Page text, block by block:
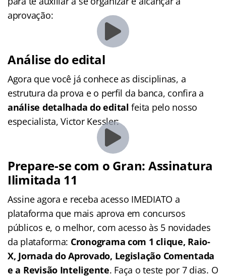
aprovação:
Análise do edital
Agora que você já conhece as disciplinas, a
estrutura da prova e o perfil da banca, confira a
análise detalhada do edital feita pelo nosso
especialista, Victor Kessler:
Prepare-se com o Gran: Assinatura
Ilimitada 11
Assine agora e receba acesso IMEDIATO a
plataforma que mais aprova em concursos
públicos e, o melhor, com acesso às 5 novidades
da plataforma: Cronograma com 1 clique, Raio-
X, Jornada do Aprovado, Legislação Comentada
e a Revisão Inteligente. Faça o teste por 7 dias. O